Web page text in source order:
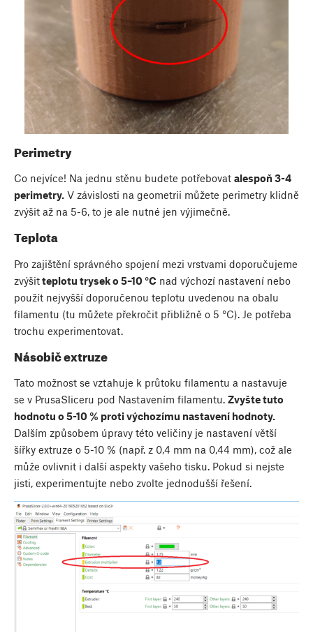
Perimetry
Co nejvíce! Na jednu stěnu budete potřebovat alespoň 3-4
perimetry. V závislosti na geometrii můžete perimetry klidně
zvýšit až na 5-6, to je ale nutné jen výjimečně.
Teplota
Pro zajištění správného spojení mezi vrstvami doporučujeme
zvýšitteplotu trysek o 5–10 °C nad výchozí nastavení nebo
použít nejvyšší doporučenou teplotu uvedenou na obalu
filamentu (tu můžete překročit přibližně o 5 °C). Je potřeba
trochu experimentovat.
Násobič extruze
Tato možnost se vztahuje k průtoku filamentu a nastavuje
se v PrusaSliceru pod Nastavením filamentu. Zvyšte tuto
hodnotu o 5-10 % proti výchozímu nastavení hodnoty.
Dalším způsobem úpravy této veličiny je nastavení větší
šířky extruze o 5-10 % (např. z 0,4 mm na 0,44 mm), což ale
může ovlivnit i další aspekty vašeho tisku. Pokud si nejste
jisti, experimentujte nebo zvolte jednodušší řešení.